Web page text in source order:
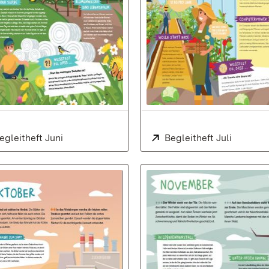
Juni (Öffnet in neuem Fenster)Extern:
Begleitheft Juli